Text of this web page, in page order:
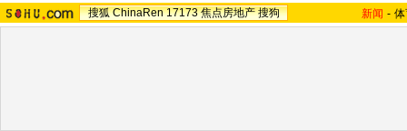
搜狐 ChinaRen 17173 焦点房地产 搜狗 新闻 -